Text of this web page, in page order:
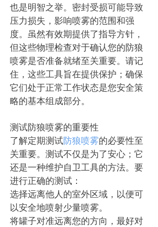
也是明智之举。密封受损可能导致
压力损失，影响喷雾的范围和强
度。虽然有效期提供了指导方针，
但这些物理检查对于确认您的防狼
喷雾是否准备就绪至关重要。请记
住，这些工具旨在提供保护；确保
它们处于正常工作状态是您安全策
略的基本组成部分。
测试防狼喷雾的重要性
了解定期测试防狼喷雾的必要性至
关重要。测试不仅是为了安心；它
还是一种维护自卫工具的方法。要
进行正确的测试：
选择远离他人的室外区域，以便可
以安全地喷射少量喷雾。
将罐子对准远离您的方向，最好对